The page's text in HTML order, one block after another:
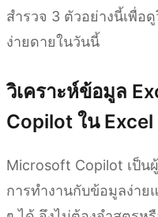
สำรวจ 3 ตัวอย่างนี้เพื่อ
ง่ายดายในวันนี้
วิเคราะห์ข้อมูล
Copilot ใน Excel
Microsoft Copilot เป็น
การทำงานกับข้อมูลง่าย